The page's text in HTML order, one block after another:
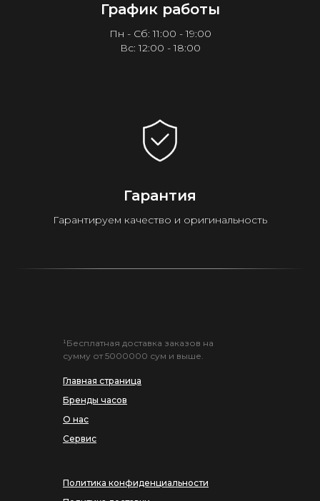
График работы
Пн - Сб: 11:00 - 19:00
Вс: 12:00 - 18:00
Гарантия
Гарантируем качество и оригинальность
Главная страница
Бренды часов
О нас
Сервис
¹Бесплатная доставка заказов на
сумму от 5000000 сум и выше.
Политика конфиденциальности